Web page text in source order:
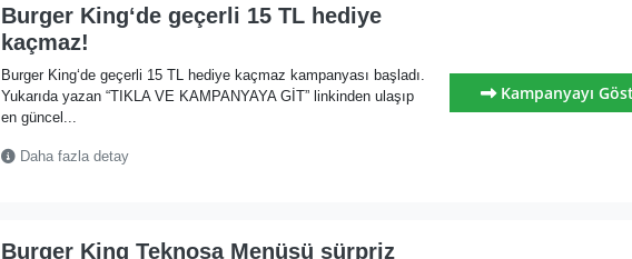
Burger King‘de geçerli 15 TL hediye
kaçmaz!
Burger King‘de geçerli 15 TL hediye kaçmaz kampanyası başladı.
Yukarıda yazan “TIKLA VE KAMPANYAYA GİT” linkinden ulaşıp
en güncel...
Daha fazla detay
Kampanyayı
Burger King Teknosa Menüsü sürpriz